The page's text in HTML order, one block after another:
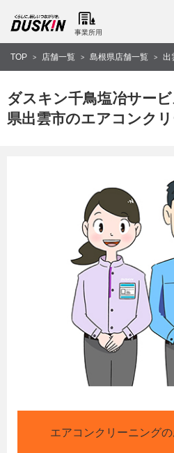
事業所用
TOP > 店舗一覧 > 島根県店舗一覧 > 出
ダスキン千鳥塩冶サー
県出雲市のエアコンクリ
エアコンクリーニング